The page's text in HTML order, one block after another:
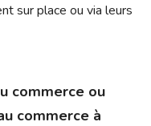
sur place ou via leurs
commerce ou
commerce à